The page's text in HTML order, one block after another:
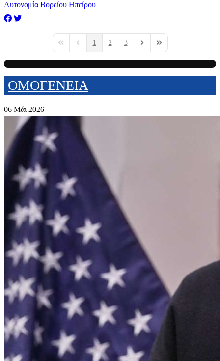
Αυτονομία Βορείου Ηπείρου
First PagePrevious Page
1 2 3
Next PageLast Page
ΟΜΟΓΕΝΕΙΑ
06 Μάι 2026